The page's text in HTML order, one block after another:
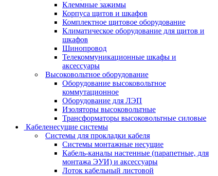
Клеммные зажимы
Корпуса щитов и шкафов
Комплектное щитовое оборудование
Климатическое оборудование для щитов и
шкафов
Шинопровод
Телекоммуникационные шкафы и
аксессуары
Высоковольтное оборудование
Оборудование высоковольтное
коммутационное
Оборудование для ЛЭП
Изоляторы высоковольтные
Трансформаторы высоковольтные силовые
Кабеленесущие системы
Системы для прокладки кабеля
Системы монтажные несущие
Кабель-каналы настенные (парапетные, для
монтажа ЭУИ) и аксессуары
Лоток кабельный листовой